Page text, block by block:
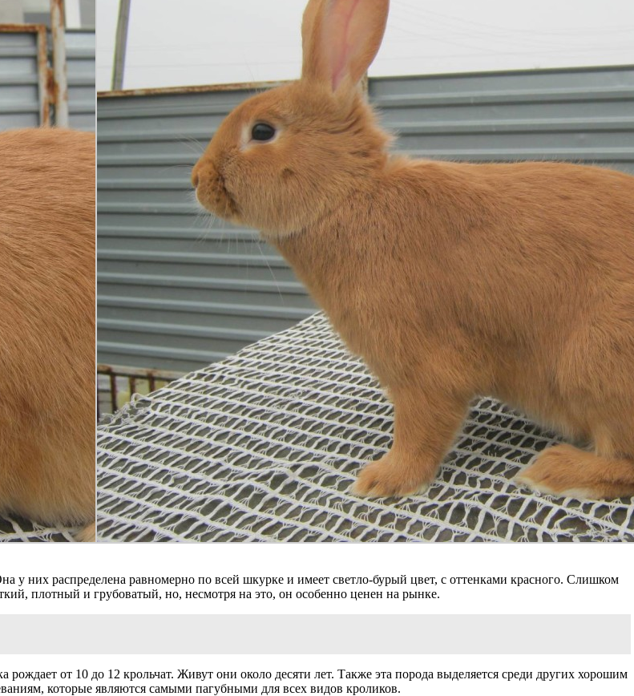
них распределена равномерно по всей шкурке и имеет светло-бурый цвет, с оттенками красного. Слишком
плотный и грубоватый, но, несмотря на это, он особенно ценен на рынке.
рождает от 10 до 12 крольчат. Живут они около десяти лет. Также эта порода выделяется среди других хорошим
которые являются самыми пагубными для всех видов кроликов.